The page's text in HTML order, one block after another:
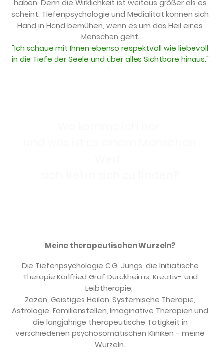
haben. Denn die Wirklichkeit ist weitaus größer als es
scheint. Tiefenpsychologie und Medialität können sich
Hand in Hand bemühen, wenn es um das Heil eines
Menschen geht.
"Ich schaue mit Ihnen ebenso respektvoll wie liebevoll
in die Tiefe der Seele und über alles Sichtbare hinaus."
Meine therapeutischen Wurzeln?
Die Tiefenpsychologie C.G. Jungs, die Initiatische
Therapie Karlfried Graf Dürckheims, Kreativ- und
Leibtherapie,
Zazen, Geistiges Heilen, Systemische Therapie,
Astrologie, Familienstellen, Imaginative Therapien und
die langjährige therapeutische Tätigkeit in
verschiedenen psychosomatischen Kliniken - meine
Wurzeln.